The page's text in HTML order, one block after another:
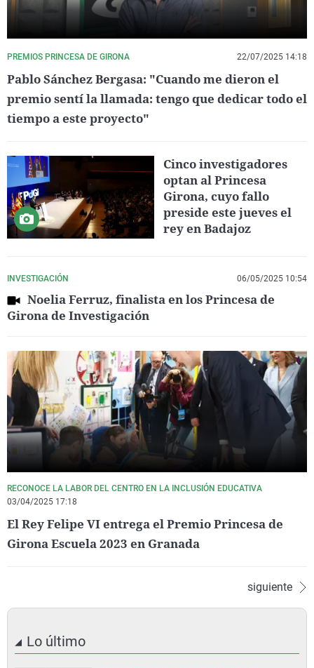
PREMIOS PRINCESA DE GIRONA 22/07/2025 14:18
Pablo Sánchez Bergasa: "Cuando me dieron el
premio sentí la llamada: tengo que dedicar todo el
tiempo a este proyecto"
Cinco investigadores
optan al Princesa
Girona, cuyo fallo
preside este jueves el
rey en Badajoz
INVESTIGACIÓN 06/05/2025 10:54
Noelia Ferruz, finalista en los Princesa de
Girona de Investigación
RECONOCE LA LABOR DEL CENTRO EN LA INCLUSIÓN EDUCATIVA
03/04/2025 17:18
El Rey Felipe VI entrega el Premio Princesa de
Girona Escuela 2023 en Granada
siguiente
Lo último